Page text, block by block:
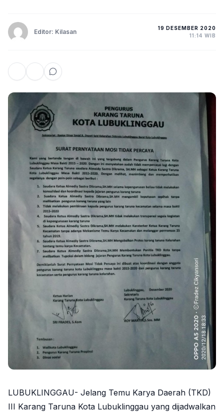
Editor: Kilasan
19 DESEMBER 2020
11:14 WIB
LUBUKLINGGAU- Jelang Temu Karya Daerah (TKD)
III Karang Taruna Kota Lubuklinggau yang dijadwalkan